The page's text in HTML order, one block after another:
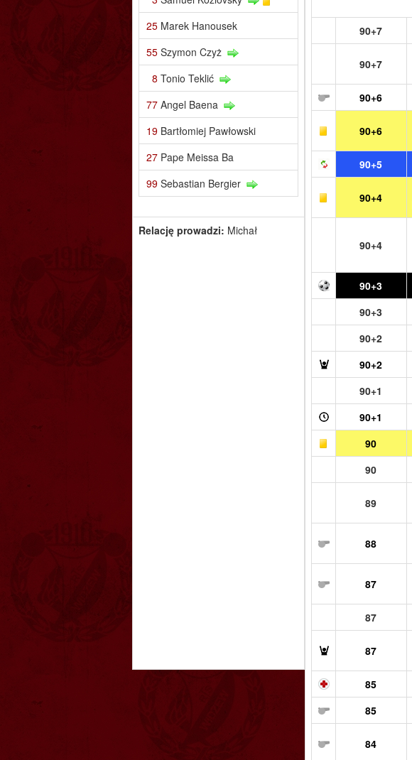
90+7
90+7
90+6
90+6
90+5
90+4
90+4
90+3
90+3
90+2
90+2
90+1
90+1
90
90
89
88
87
87
87
85
85
84
25 Marek Hanousek
55 Szymon Czyż
8 Tonio Teklić
77 Angel Baena
19 Bartłomiej Pawłowski
27 Pape Meissa Ba
99 Sebastian Bergier
Relację prowadzi: Michał